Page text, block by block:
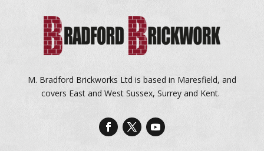
M. Bradford Brickworks Ltd is based in Maresfield, and
covers East and West Sussex, Surrey and Kent.